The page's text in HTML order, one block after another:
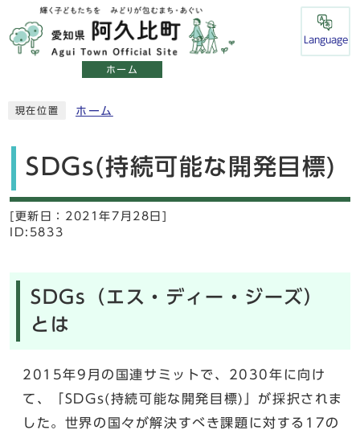
ホーム
Language
現在位置 ホーム
SDGs(持続可能な開発目標)
[更新日： 2021年7月28日]
ID:5833
SDGs（エス・ディー・ジーズ）
とは
2015年9月の国連サミットで、2030年に向け
て、「SDGs(持続可能な開発目標)」が採択されま
した。世界の国々が解決すべき課題に対する17の